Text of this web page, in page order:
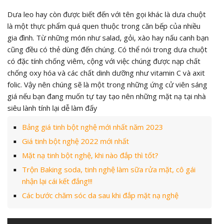
Dưa leo hay còn được biết đến với tên gọi khác là dưa chuột
là một thực phẩm quá quen thuộc trong căn bếp của nhiều
gia đình. Từ những món như salad, gỏi, xào hay nấu canh bạn
cũng đều có thẻ dùng đến chúng. Có thể nói trong dưa chuột
có đặc tính chống viêm, cộng với việc chúng được nạp chất
chống oxy hóa và các chất dinh dưỡng như vitamin C và axit
folic. Vậy nên chúng sẽ là một trong những ứng cử viên sáng
giá nếu bạn đang muốn tự tay tạo nên những mặt nạ tại nhà
siêu lành tính lại dễ làm đấy
Bảng giá tinh bột nghệ mới nhất năm 2023
Giá tinh bột nghệ 2022 mới nhất
Mặt nạ tinh bột nghệ, khi nào đắp thì tốt?
Trộn Baking soda, tinh nghệ làm sữa rửa mặt, cô gái
nhận lại cái kết đắng!!!
Các bước chăm sóc da sau khi đắp mặt nạ nghệ